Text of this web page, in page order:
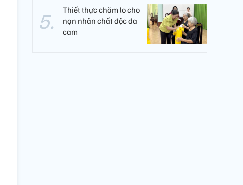
Thiết thực chăm lo cho
nạn nhân chất độc da
cam